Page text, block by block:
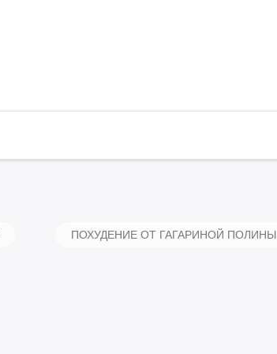
ПОХУДЕНИЕ ОТ ГАГАРИНОЙ ПОЛИНЫ